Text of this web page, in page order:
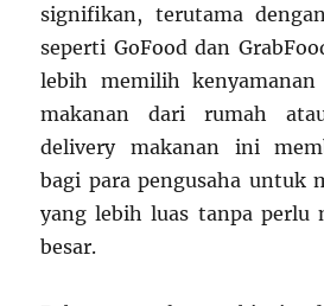
signifikan, terutama
seperti GoFood dan
lebih memilih kenyamanan
makanan dari rumah
delivery makanan ini
bagi para pengusaha untuk
yang lebih luas tanpa perlu
besar.